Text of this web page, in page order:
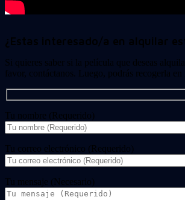
¿Estas interesado/a en alquilar
Si quieres saber si la película que deseas
favor, contáctanos. Luego, podrás recogerla en
Tu nombre (Requerido)
Tu correo electrónico (Requerido)
Tu mensaje (Necesario)